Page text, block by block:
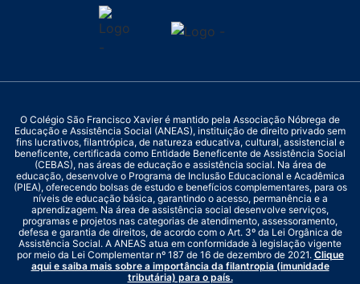
O Colégio São Francisco Xavier é mantido pela Associação Nóbrega de
Educação e Assistência Social (ANEAS), instituição de direito privado sem
fins lucrativos, filantrópica, de natureza educativa, cultural, assistencial e
beneficente, certificada como Entidade Beneficente de Assistência Social
(CEBAS), nas áreas de educação e assistência social. Na área de
educação, desenvolve o Programa de Inclusão Educacional e Acadêmica
(PIEA), oferecendo bolsas de estudo e benefícios complementares, para os
níveis de educação básica, garantindo o acesso, permanência e a
aprendizagem. Na área de assistência social desenvolve serviços,
programas e projetos nas categorias de atendimento, assessoramento,
defesa e garantia de direitos, de acordo com o Art. 3º da Lei Orgânica de
Assistência Social. A ANEAS atua em conformidade à legislação vigente
por meio da Lei Complementar nº 187 de 16 de dezembro de 2021. Clique
aqui e saiba mais sobre a importância da filantropia (imunidade
tributária) para o país.